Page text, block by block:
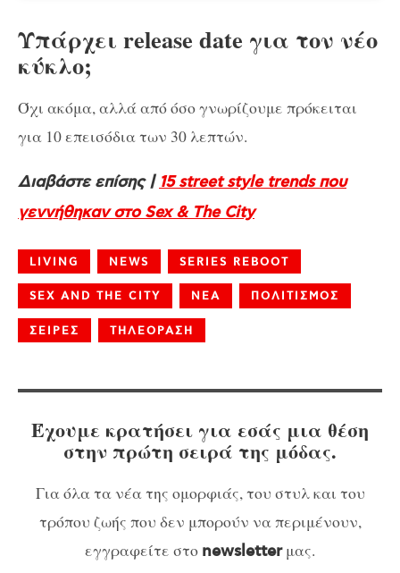
Υπάρχει release date για τον νέο
κύκλο;
Όχι ακόμα, αλλά από όσο γνωρίζουμε πρόκειται
για 10 επεισόδια των 30 λεπτών.
Διαβάστε επίσης | 15 street style trends που
γεννήθηκαν στο Sex & The City
LIVING NEWS SERIES REBOOT
SEX AND THE CITY ΝΕΑ ΠΟΛΙΤΙΣΜΟΣ
ΣΕΙΡΕΣ ΤΗΛΕΟΡΑΣΗ
Έχουμε κρατήσει για εσάς μια θέση
στην πρώτη σειρά της μόδας.
Για όλα τα νέα της ομορφιάς, του στυλ και του
τρόπου ζωής που δεν μπορούν να περιμένουν,
εγγραφείτε στο newsletterμας.